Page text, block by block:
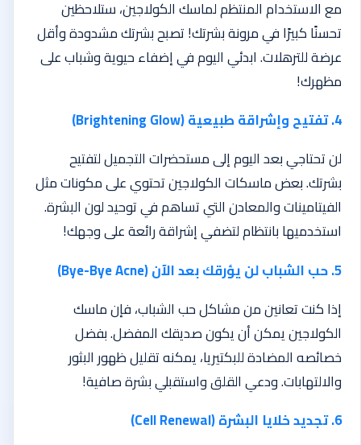
مع الاستخدام المنتظم لماسك الكولاجين، ستلاحظين
تحسنًا كبيرًا في مرونة بشرتك! تصبح بشرتك مشدودة وأقل
عرضة للترهلات. ابدئي اليوم في إضفاء حيوية وشباب على
مظهرك!
4. تفتيح وإشراقة طبيعية (Brightening Glow)
لن تحتاجي بعد اليوم إلى مستحضرات التجميل لتفتيح
بشرتك. بعض ماسكات الكولاجين تحتوي على مكونات مثل
الفيتامينات والمعادن التي تساهم في توحيد لون البشرة.
استخدميها بانتظام لتضفي إشراقة رائعة على وجهك!
5. حب الشباب لن يؤرقك بعد الآن (Bye-Bye Acne)
إذا كنت تعانين من مشاكل حب الشباب، فإن ماسك
الكولاجين يمكن أن يكون صديقك المفضل. بفضل
خصائصه المضادة للبكتيريا، يمكنه تقليل ظهور البثور
والالتهابات. ودعي القلق واستقبلي بشرة صافية!
6. تجديد خلايا البشرة (Cell Renewal)